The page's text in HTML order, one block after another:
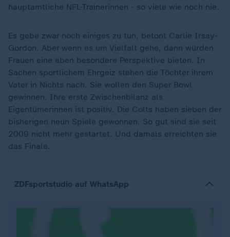
hauptamtliche NFL-Trainerinnen - so viele wie noch nie.
Es gebe zwar noch einiges zu tun, betont Carlie Irsay-
Gordon. Aber wenn es um Vielfalt gehe, dann würden
Frauen eine eben besondere Perspektive bieten. In
Sachen sportlichem Ehrgeiz stehen die Töchter ihrem
Vater in Nichts nach. Sie wollen den Super Bowl
gewinnen. Ihre erste Zwischenbilanz als
Eigentümerinnen ist positiv. Die Colts haben sieben der
bisherigen neun Spiele gewonnen. So gut sind sie seit
2009 nicht mehr gestartet. Und damals erreichten sie
das Finale.
ZDFsportstudio auf WhatsApp